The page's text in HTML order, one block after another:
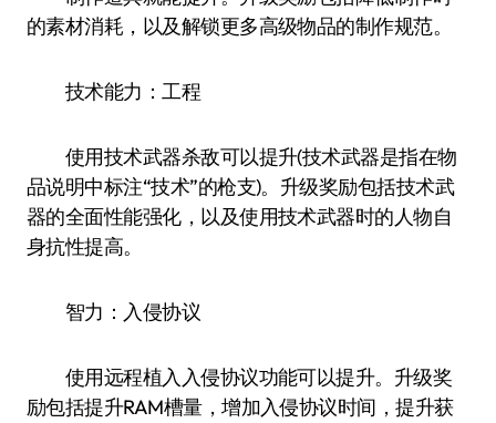
的素材消耗，以及解锁更多高级物品的制作规范。
技术能力：工程
使用技术武器杀敌可以提升(技术武器是指在物
品说明中标注“技术”的枪支)。升级奖励包括技术武
器的全面性能强化，以及使用技术武器时的人物自
身抗性提高。
智力：入侵协议
使用远程植入入侵协议功能可以提升。升级奖
励包括提升RAM槽量，增加入侵协议时间，提升获